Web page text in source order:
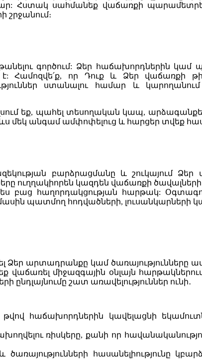
Հստակ սահմանեք վաճառքի
գործում: Ձեր հաճախորդներին կամ
է: Համոզվե՛ք, որ Դուք և Ձեր վաճառքի
ստանալու համար և
լսում եք, պահել տեսողական կապ,
ևս մեկ անգամ ամփոփելուց և հարցեր տվեք
բարձրացմանը և շուկայում
ուղղակիորեն կազդեն վաճառքի
բաց հաղորդակցության հարթակ:
պատմող հոդվածների, լուսանկարների
Ձեր արտադրանքը կամ ծառայությունները
միջազգային օնլայն
շատ առավելություններ ունի․
հաճախորդներին կավելացնի
ռիսկերը, քանի որ
հասանելիությունը